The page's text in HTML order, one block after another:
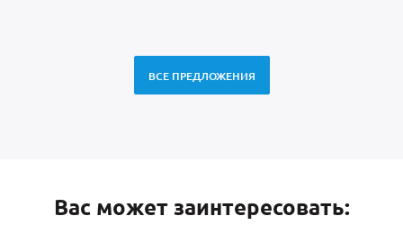
ВСЕ ПРЕДЛОЖЕНИЯ
Вас может заинтересовать: